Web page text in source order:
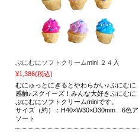
ぷにむにソフトクリームmini ２４入
¥1,386(税込)
むにゅっとにぎるとやわらかい♪ぷにむに
感触♪スクイーズ！みんな大好きぷにむに
ぷにむにソフトクリームminiです。
サイズ（約）：H40×W30×D30mm 6色ア
ソート